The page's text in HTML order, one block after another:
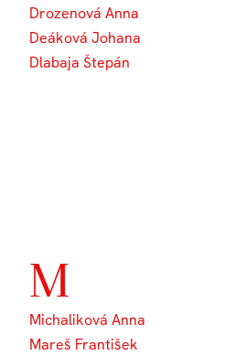
Drozenová Anna
Deáková Johana
Dlabaja Štepán
M
Michaliková Anna
Mareš František